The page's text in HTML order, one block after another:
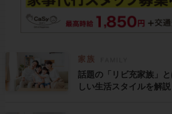
話題の「リビ充家族」
しい生活スタイルを解説